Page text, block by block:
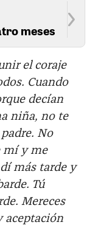
meses
el coraje
Cuando
decían
niña, no te
No
mí y me
más tarde y
Tú
Mereces
aceptación